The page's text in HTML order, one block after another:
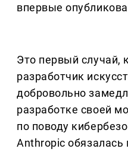
впервые
Это первый случай,
разработчик
добровольно
разработке своей
по поводу
Anthropic обязалась